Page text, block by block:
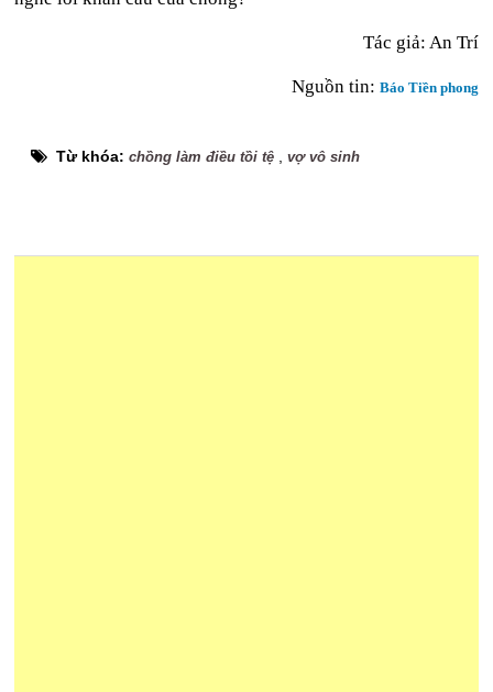
Tác giả: An Trí
Nguồn tin: Báo Tiền phong
Từ khóa:chồng làm điều tồi tệ ,vợ vô sinh